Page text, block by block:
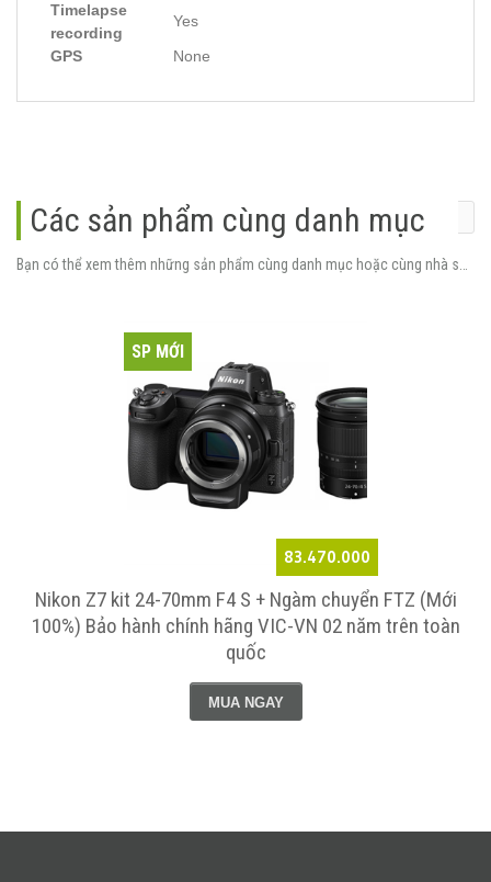
Timelapse
recording
Yes
GPS
None
Các sản phẩm cùng danh mục
83.470.000
SP MỚI
Nikon Z7 kit 24-70mm F4 S + Ngàm chuyển FTZ (Mới
100%) Bảo hành chính hãng VIC-VN 02 năm trên toàn
quốc
MUA NGAY